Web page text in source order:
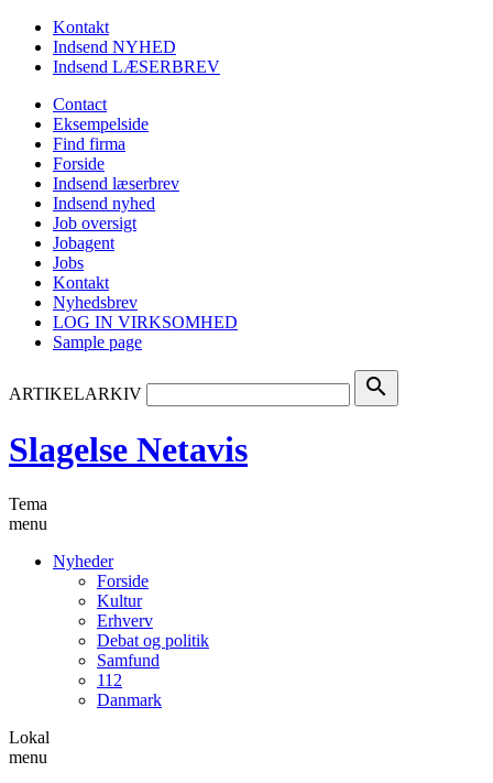
Kontakt
Indsend NYHED
Indsend LÆSERBREV
Contact
Eksempelside
Find firma
Forside
Indsend læserbrev
Indsend nyhed
Job oversigt
Jobagent
Jobs
Kontakt
Nyhedsbrev
LOG IN VIRKSOMHED
Sample page
ARTIKELARKIV search
Slagelse Netavis
Tema
menu
Nyheder
Forside
Kultur
Erhverv
Debat og politik
Samfund
112
Danmark
Lokal
menu